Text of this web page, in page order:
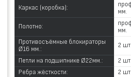
Каркас (коробка):
мм.
Полотно:
мм.
Противосъёмные блокираторы
Ø16 мм.:
2 шт.
Петли на подшипнике Ø22мм.:
2 шт.
Ребра жёсткости:
2 шт.